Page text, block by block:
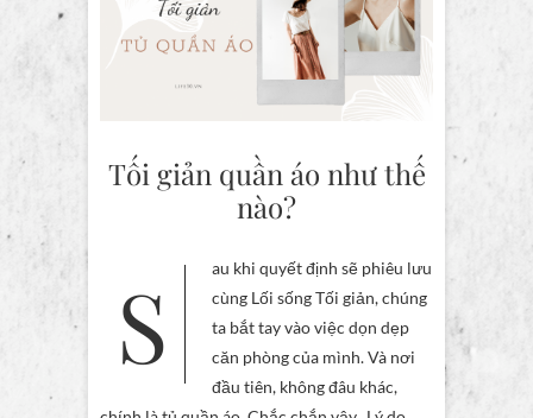
Tối giản quần áo như thế
nào?
Sau khi quyết định sẽ phiêu lưu
cùng Lối sống Tối giản, chúng
ta bắt tay vào việc dọn dẹp
căn phòng của mình. Và nơi
đầu tiên, không đâu khác,